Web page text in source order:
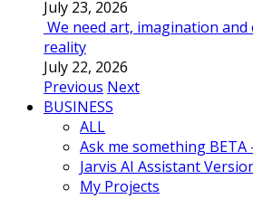
July 23, 2026
We need art, imagination and
reality
July 22, 2026
Previous Next
BUSINESS
ALL
Ask me something
Jarvis AI Assistant
My Projects